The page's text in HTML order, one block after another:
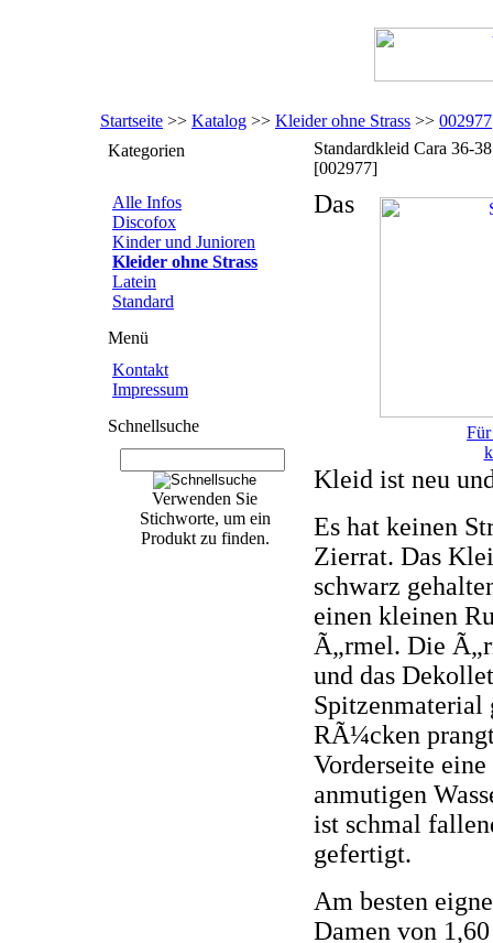
Startseite >> Katalog >> Kleider ohne Strass >> 002977
Kategorien
Alle Infos
Discofox
Kinder und Junioren
Kleider ohne Strass
Latein
Standard
Menü
Kontakt
Impressum
Schnellsuche
Verwenden Sie
Stichworte, um ein
Produkt zu finden.
Standardkleid Cara 36-38
[002977]
Für
Das
Kleid ist neu
Es hat keinen
Zierrat. Das
schwarz
einen kleinen
Ã„rmel. Die
und das
RÃ¼cken
Vorderseite
anmutigen
ist schmal
gefertigt.
Am besten
Damen von